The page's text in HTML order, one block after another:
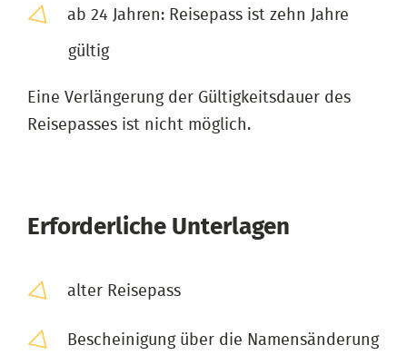
ab 24 Jahren: Reisepass ist zehn Jahre
gültig
Eine Verlängerung der Gültigkeitsdauer des
Reisepasses ist nicht möglich.
Erforderliche Unterlagen
alter Reisepass
Bescheinigung über die Namensänderung